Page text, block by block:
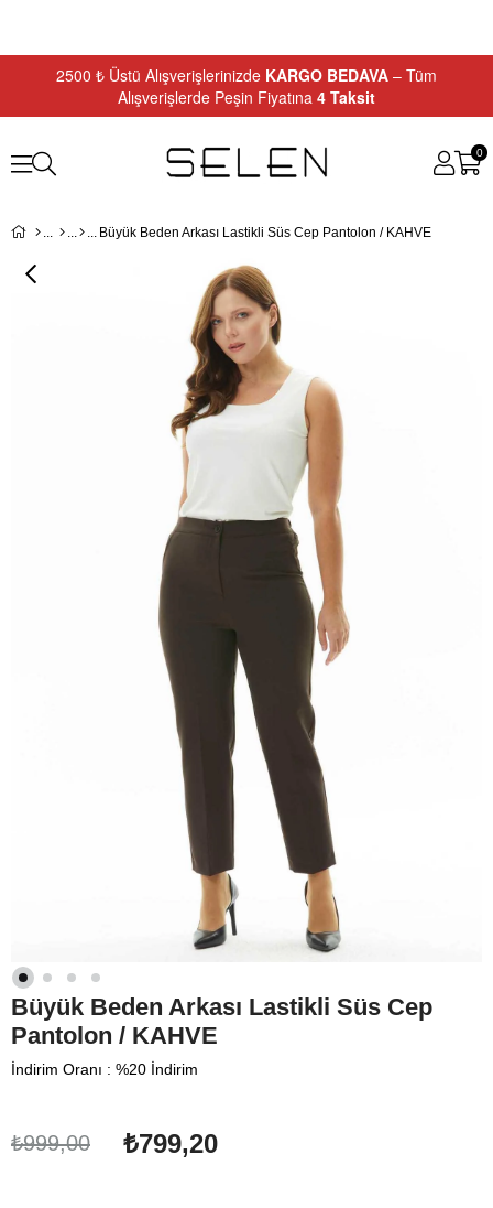
2500 ₺ Üstü Alışverişlerinizde KARGO BEDAVA – Tüm
Alışverişlerde Peşin Fiyatına 4 Taksit
0
Büyük Beden Arkası Lastikli Süs Cep Pantolon / KAHVE
Büyük Beden Arkası Lastikli Süs Cep
Pantolon / KAHVE
İndirim Oranı : %20 İndirim
₺999,00 ₺799,20